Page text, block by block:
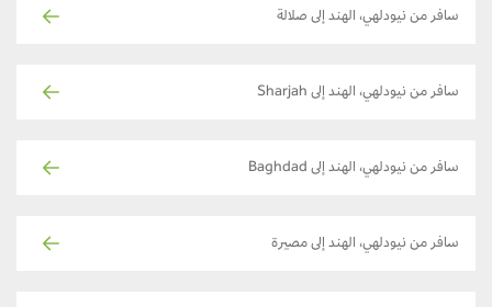
سافر من نيودلهي، الهند إلى صلالة
سافر من نيودلهي، الهند إلى Sharjah
سافر من نيودلهي، الهند إلى Baghdad
سافر من نيودلهي، الهند إلى مصيرة